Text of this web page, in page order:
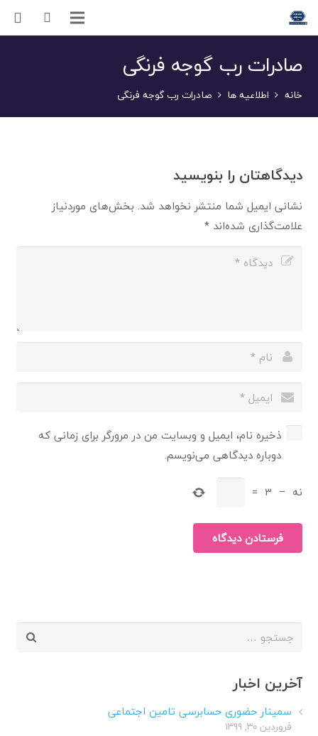
صادرات رب گوجه فرنگی
خانه اطلاعیه ها صادرات رب گوجه فرنگی
دیدگاهتان را بنویسید
نشانی ایمیل شما منتشر نخواهد شد. بخش‌های موردنیاز
علامت‌گذاری شده‌اند*
ذخیره نام، ایمیل و وبسایت من در مرورگر برای زمانی که
دوباره دیدگاهی می‌نویسم.
نه −
3
=
فرستادن دیدگاه
جستجو
آخرین اخبار
سمینار حضوری حسابرسی تامین اجتماعی
فروردین ۳۰, ۱۳۹۹